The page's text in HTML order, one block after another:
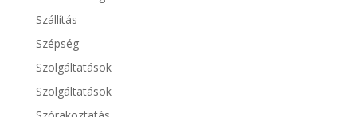
Szállítás
Szépség
Szolgáltatások
Szolgáltatások